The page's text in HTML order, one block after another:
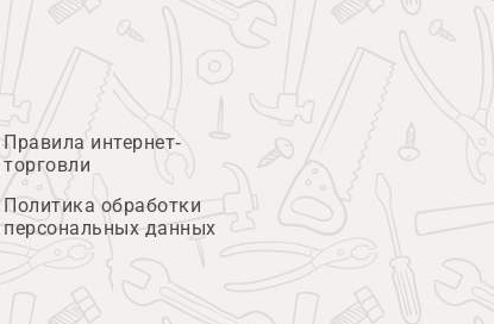
Правила интернет-
торговли
Политика обработки
персональных данных